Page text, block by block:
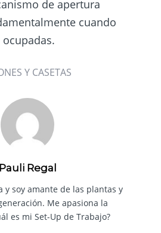
de apertura
cuando
Y CASETAS
Pauli Regal
y soy amante de las plantas y
Me apasiona la
es mi Set-Up de Trabajo?